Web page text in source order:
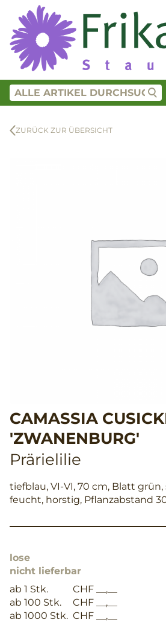
ZURÜCK ZUR ÜBERSICHT
CAMASSIA
'ZWANENBURG'
Prärielilie
tiefblau, VI-VI, 70 cm, Blatt
feucht, horstig, Pflanzabstand
lose
nicht lieferbar
ab 1 Stk.
CHF __,__
ab 100 Stk.
CHF __,__
ab 1000 Stk. CHF __,__